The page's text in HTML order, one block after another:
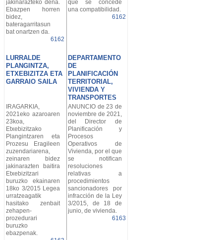
jakinarazteko dena.
Ebazpen horren
bidez,
bateragarritasun
bat onartzen da.
6162
que se concede
una compatibilidad.
6162
LURRALDE
PLANGINTZA,
ETXEBIZITZA ETA
GARRAIO SAILA
DEPARTAMENTO
DE
PLANIFICACIÓN
TERRITORIAL,
VIVIENDA Y
TRANSPORTES
IRAGARKIA,
2021eko azaroaren
23koa,
Etxebizitzako
Plangintzaren eta
Prozesu Eragileen
zuzendariarena,
zeinaren bidez
jakinarazten baitira
Etxebizitzari
buruzko ekainaren
18ko 3/2015 Legea
urratzeagatik
hasitako zenbait
zehapen-
prozedurari
buruzko
ebazpenak.
ANUNCIO de 23 de
noviembre de 2021,
del Director de
Planificación y
Procesos
Operativos de
Vivienda, por el que
se notifican
resoluciones
relativas a
procedimientos
sancionadores por
infracción de la Ley
3/2015, de 18 de
junio, de vivienda.
6163